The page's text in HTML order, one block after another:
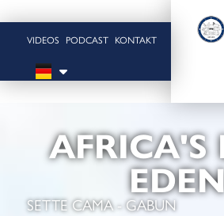
VIDEOS PODCAST KONTAKT
AFRICA'S
SETTE CAMA - GABUN